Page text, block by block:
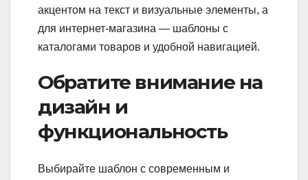
акцентом на текст и визуальные элементы, а
для интернет-магазина — шаблоны с
каталогами товаров и удобной навигацией.
Обратите внимание на
дизайн и
функциональность
Выбирайте шаблон с современным и